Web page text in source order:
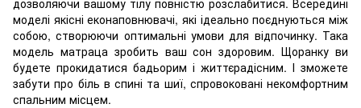
моделі якісні еконаповнювачі, які ідеально поєднуються між
собою, створюючи оптимальні умови для відпочинку. Така
модель матраца зробить ваш сон здоровим. Щоранку ви
будете прокидатися бадьорим і життєрадісним. І зможете
забути про біль в спині та шиї, спровоковані некомфортним
спальним місцем.